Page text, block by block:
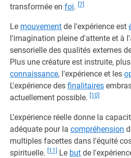
transformée en foi. [7]
Le mouvement de l'expérience est
l'imagination pleine d'attente et à
sensorielle des qualités externes
Plus une créature est instruite,
connaissance, l'expérience et les
L'expérience des finalitaires
actuellement possible.
[10]
L'expérience réelle donne la
adéquate pour la compréhension
multiples facettes dans l'équité
spirituelle.
[11] Le but de